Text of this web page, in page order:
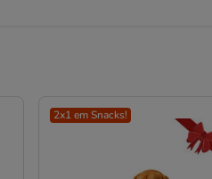
2x1 em Snacks!